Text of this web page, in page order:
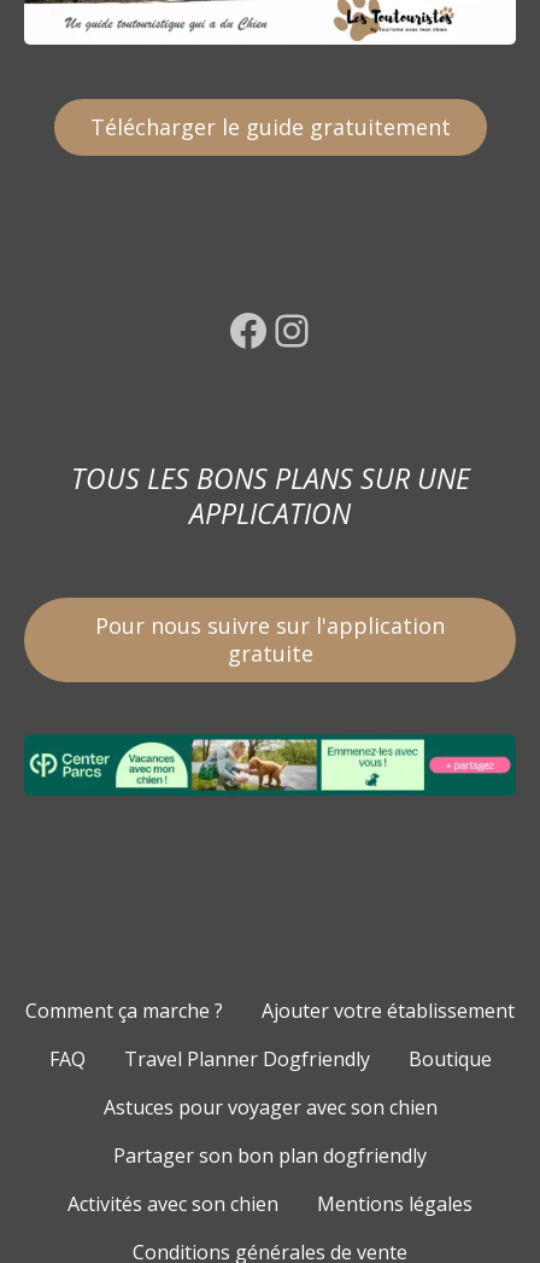
Télécharger le guide gratuitement
Facebook Instagram
TOUS LES BONS PLANS SUR UNE
APPLICATION
Pour nous suivre sur l'application
gratuite
Comment ça marche ?
Ajouter votre établissement
FAQ
Travel Planner Dogfriendly
Boutique
Astuces pour voyager avec son chien
Partager son bon plan dogfriendly
Activités avec son chien
Mentions légales
Conditions générales de vente